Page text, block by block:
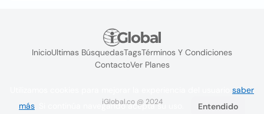
InicioUltimas BúsquedasTagsTérminos Y Condiciones
ContactoVer Planes
iGlobal.co @ 2024
saber
más . Si continúa navegando acepta su uso. Entendido